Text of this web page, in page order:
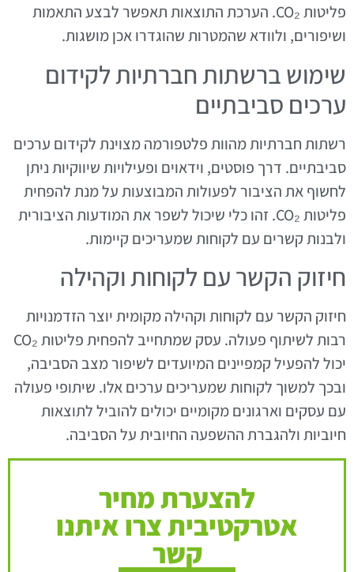
פליטות CO₂. הערכת התוצאות תאפשר לבצע התאמות
ושיפורים, ולוודא שהמטרות שהוגדרו אכן מושגות.
שימוש ברשתות חברתיות לקידום
ערכים סביבתיים
רשתות חברתיות מהוות פלטפורמה מצוינת לקידום ערכים
סביבתיים. דרך פוסטים, וידאוים ופעילויות שיווקיות ניתן
לחשוף את הציבור לפעולות המבוצעות על מנת להפחית
פליטות CO₂. זהו כלי שיכול לשפר את המודעות הציבורית
ולבנות קשרים עם לקוחות שמעריכים קיימות.
חיזוק הקשר עם לקוחות וקהילה
חיזוק הקשר עם לקוחות וקהילה מקומית יוצר הזדמנויות
רבות לשיתוף פעולה. עסק שמתחייב להפחית פליטות CO₂
יכול להפעיל קמפיינים המיועדים לשיפור מצב הסביבה,
ובכך למשוך לקוחות שמעריכים ערכים אלו. שיתופי פעולה
עם עסקים וארגונים מקומיים יכולים להוביל לתוצאות
חיוביות ולהגברת ההשפעה החיובית על הסביבה.
להצערת מחיר
אטרקטיבית צרו איתנו
קשר